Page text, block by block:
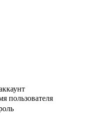
пользователя